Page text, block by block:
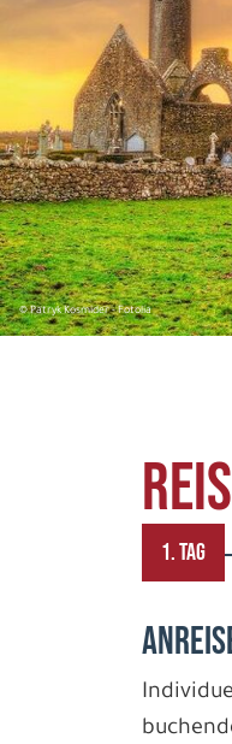
© Patryk Kosmider - Fotolia
1. TAG